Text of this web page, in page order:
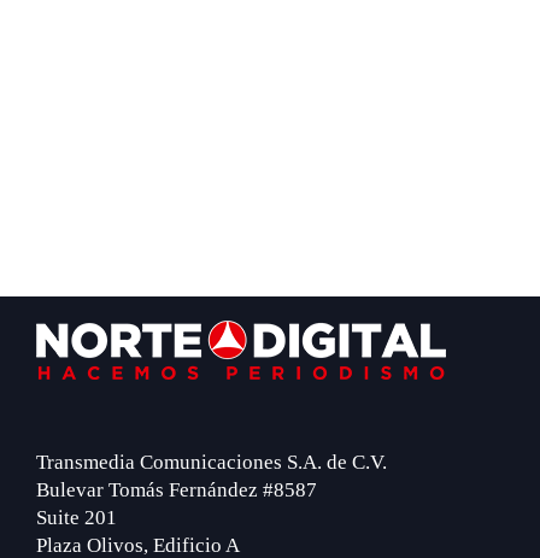
Footer
Transmedia Comunicaciones S.A. de C.V.
Bulevar Tomás Fernández #8587
Suite 201
Plaza Olivos, Edificio A